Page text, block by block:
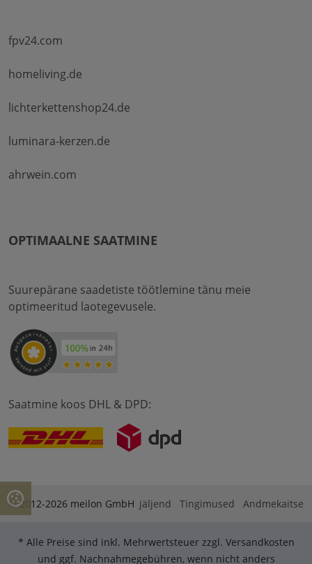
fpv24.com
homeliving.de
lichterkettenshop24.de
luminara-kerzen.de
ahrwein.com
OPTIMAALNE SAATMINE
Suurepärane saadetiste töötlemine tänu meie
optimeeritud laotegevusele.
Saatmine koos DHL & DPD:
© 2012-2026 meilon GmbH jäljend Tingimused Andmekaitse
* Alle Preise sind inkl. Mehrwertsteuer zzgl. Versandkosten
und ggf. Nachnahmegebühren, wenn nicht anders